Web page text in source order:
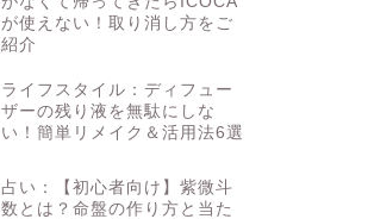
が使えない！取り消し方をご
紹介
ライフスタイル：ディフュー
ザーの残り液を無駄にしな
い！簡単リメイク＆活用法6選
占い：【初心者向け】紫微斗
数とは？命盤の作り方と当た